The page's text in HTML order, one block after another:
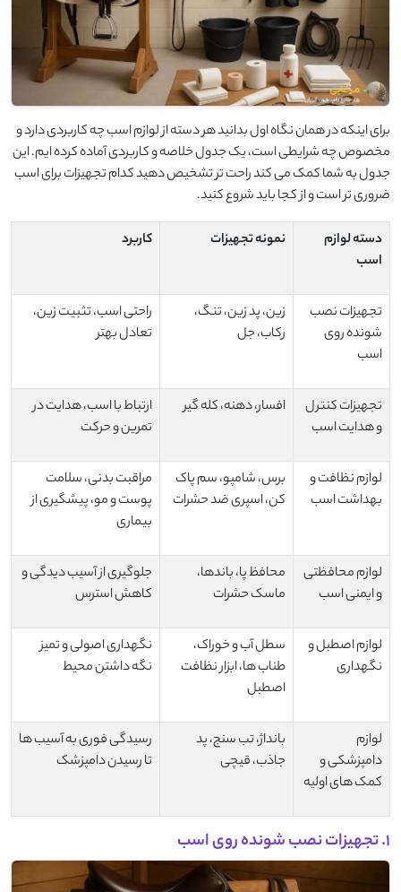
برای اینکه در همان نگاه اول بدانید هر دسته از لوازم اسب چه کاربردی دارد و
مخصوص چه شرایطی است، یک جدول خلاصه و کاربردی آماده کرده ‌ایم. این
جدول به شما کمک می ‌کند راحت ‌تر تشخیص دهید کدام تجهیزات برای اسب
ضروری ‌تر است و از کجا باید شروع کنید.
دسته لوازم
اسب
نمونه تجهیزات کاربرد
تجهیزات نصب
‌شونده روی
اسب
زین، پد زین، تنگ،
رکاب، جل
راحتی اسب، تثبیت زین،
تعادل بهتر
تجهیزات کنترل
و هدایت اسب
افسار، دهنه، کله ‌گیر
ارتباط با اسب، هدایت در
تمرین و حرکت
لوازم نظافت و
بهداشت اسب
برس، شامپو، سم‌ پاک
‌کن، اسپری ضد حشرات
مراقبت بدنی، سلامت
پوست و مو، پیشگیری از
بیماری
لوازم محافظتی
و ایمنی اسب
محافظ پا، باندها،
ماسک حشرات
جلوگیری از آسیب ‌دیدگی و
کاهش استرس
لوازم اصطبل و
نگهداری
سطل آب و خوراک،
طناب‌ ها، ابزار نظافت
اصطبل
نگهداری اصولی و تمیز
نگه داشتن محیط
لوازم
دامپزشکی و
کمک های اولیه
بانداژ، تب ‌سنج، پد
جاذب، قیچی
رسیدگی فوری به آسیب ‌ها
تا رسیدن دامپزشک
1. تجهیزات نصب‌ شونده روی اسب